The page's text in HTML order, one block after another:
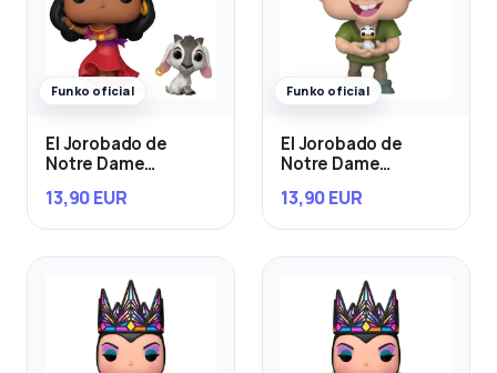
Funko oficial
El Jorobado de
Notre Dame
13,90 EUR
Funko oficial
El Jorobado de
Notre Dame
13,90 EUR